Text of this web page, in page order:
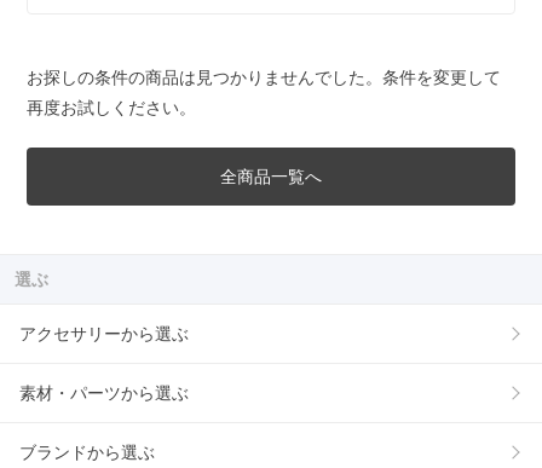
お探しの条件の商品は見つかりませんでした。条件を変更して
再度お試しください。
全商品一覧へ
選ぶ
アクセサリーから選ぶ
素材・パーツから選ぶ
ブランドから選ぶ